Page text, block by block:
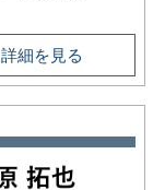
詳細を見る